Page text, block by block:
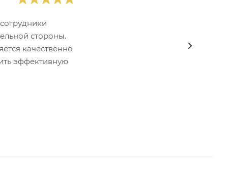
стороны.
качественно
эффективную